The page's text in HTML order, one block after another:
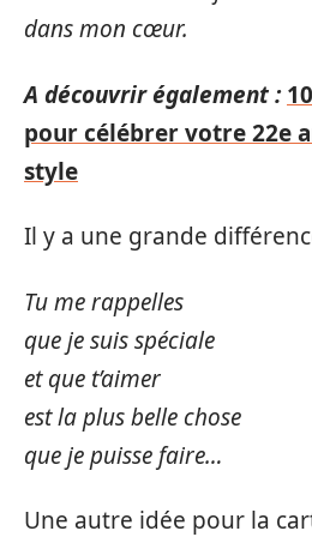
dans mon cœur.
A découvrir également :
pour célébrer votre 22e
style
Il y a une grande
Tu me rappelles
que je suis spéciale
et que t’aimer
est la plus belle chose
que je puisse faire…
Une autre idée pour la